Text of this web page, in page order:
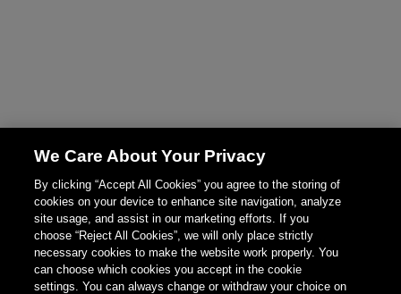
We Care About Your Privacy
By clicking “Accept All Cookies” you agree to the storing of
cookies on your device to enhance site navigation, analyze
site usage, and assist in our marketing efforts. If you
choose “Reject All Cookies”, we will only place strictly
necessary cookies to make the website work properly. You
can choose which cookies you accept in the cookie
settings. You can always change or withdraw your choice on